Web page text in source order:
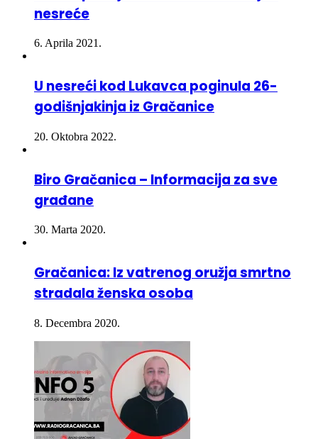
6. Aprila 2021.
godišnjakinja iz Gračanice
20. Oktobra 2022.
građane
30. Marta 2020.
stradala ženska osoba
8. Decembra 2020.